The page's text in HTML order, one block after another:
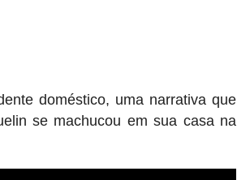
doméstico, uma narrativa que
se machucou em sua casa na